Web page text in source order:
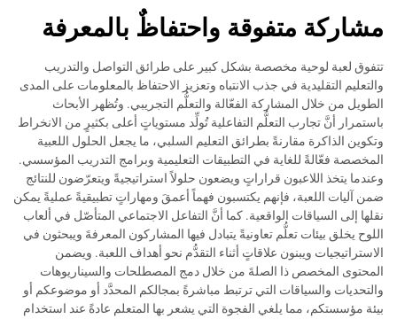
مشاركة متفوقة واحتفاظٌ بالمعرفة
تتفوق لعبة لوحية مخصصة بشكل كبير على طرائق التواصل والتدريب
والتعليم التقليدية في جذب الانتباه وتعزيز الاحتفاظ بالمعلومات على المدى
الطويل من خلال المشاركة الفعّالة والتعلُّم التجريبي. وتُظهر الأبحاث
باستمرار أنَّ تجارب التعلُّم التفاعلية تُولِّد مستوياتٍ أعلى بكثيرٍ من الانخراط
وتكوين الذاكرة مقارنةً بطرائق التعليم السلبي، ما يجعل الحلول اللعبية
المخصصة فعّالةً للغاية في التطبيقات التعليمية وبرامج التدريب المؤسسي.
وعندما يتخذ اللاعبون قراراتٍ ويضعون حلولاً استراتيجيةً ويتعرّضون للنتائج
ضمن آليات اللعبة، فإنهم يكتسبون فهماً أعمقَ ومهاراتٍ تطبيقيةً عمليةً يمكن
نقلها إلى السياقات الواقعية. كما أنَّ التفاعل الاجتماعي المتأصّل في ألعاب
اللوح يخلق بيئات تعلُّم تعاونيةً يتبادل فيها المشاركون المعرفةَ ويبحثون في
الاستراتيجيات ويبنون علاقاتٍ أثناء التقدُّم نحو أهداف اللعبة. ويضمن
المحتوى المخصص ذا الصلةَ من خلال دمج المصطلحات والسيناريوهات
والتحديات والسياقات التي ترتبط مباشرةً بمجالكم المحدَّد أو موضوعكم أو
بيئة مؤسستكم، مما يلغي الفجوة التي يشعر بها المتعلم عادةً عند استخدام